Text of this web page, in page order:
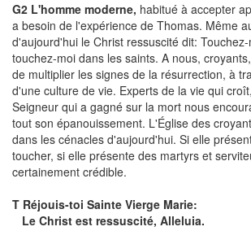
G2 L'homme moderne, habitué à accepter
a besoin de l'expérience de Thomas. Même
d'aujourd'hui le Christ ressuscité dit:
touchez-moi dans les saints. A nous,
de multiplier les signes de la résurrection, à
d'une culture de vie. Experts de la vie qui
Seigneur qui a gagné sur la mort nous
tout son épanouissement. L'Église des
dans les cénacles d'aujourd'hui. Si elle
toucher, si elle présente des martyrs et
certainement crédible.
T Réjouis-toi Sainte Vierge Marie:
Le Christ est ressuscité, Alleluia.